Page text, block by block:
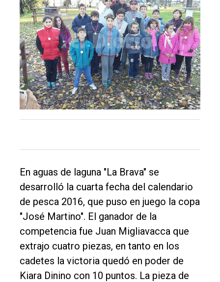
DIARIO
Balcarce
Inicio
Tendencia
Int.
General
Entrevistas
Rural
Deportes
Fúnebres
Edición
Empresa
En aguas de laguna "La Brava" se
desarrolló la cuarta fecha del calendario
de pesca 2016, que puso en juego la copa
"José Martino". El ganador de la
competencia fue Juan Migliavacca que
extrajo cuatro piezas, en tanto en los
cadetes la victoria quedó en poder de
Kiara Dinino con 10 puntos. La pieza de